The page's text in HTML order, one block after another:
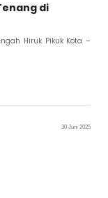
di
Hiruk Pikuk Kota –
30 Juni 2025